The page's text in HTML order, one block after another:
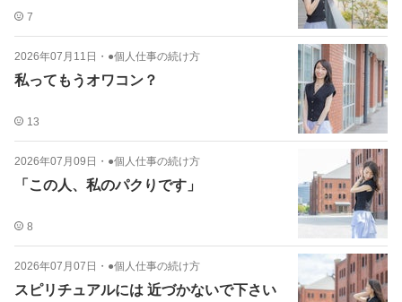
7
2026年07月11日 ・ ●個人仕事の続け方
私ってもうオワコン？
13
2026年07月09日 ・ ●個人仕事の続け方
「この人、私のパクりです」
8
2026年07月07日 ・ ●個人仕事の続け方
スピリチュアルには 近づかないで下さい